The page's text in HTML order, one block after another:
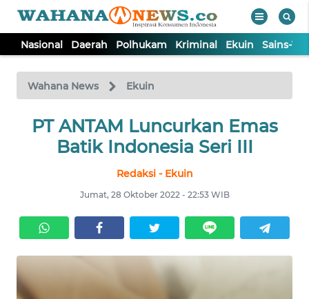
Nasional Daerah Polhukam Kriminal Ekuin Sains-
Wahana News Ekuin
PT ANTAM Luncurkan Emas
Batik Indonesia Seri III
Redaksi - Ekuin
Jumat, 28 Oktober 2022 - 22:53 WIB
TV
Tutup
NASIONAL
KRIMINAL
EKUIN